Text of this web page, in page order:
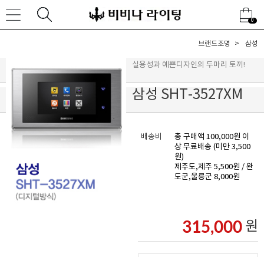
0
브랜드조명 삼성
실용성과 예쁜디자인의 두마리 토끼!
삼성 SHT-3527XM
배송비
총 구매액 100,000원 이
상 무료배송 (미만 3,500
원)
제주도,제주 5,500원 / 완
도군,울릉군 8,000원
315,000 원